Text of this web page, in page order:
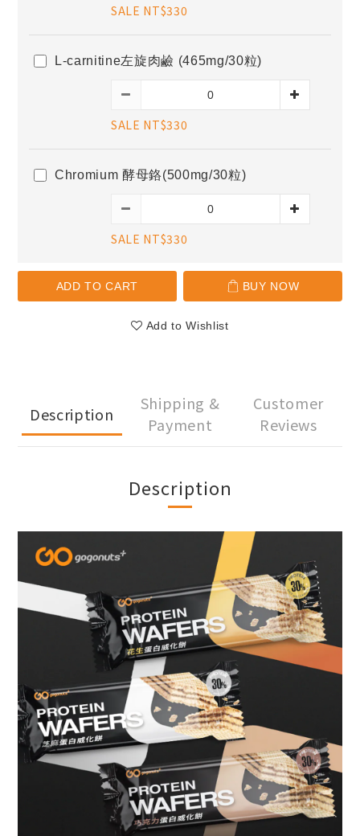
SALE NT$330
L-carnitine左旋肉鹼 (465mg/30粒)
SALE NT$330
Chromium 酵母鉻(500mg/30粒)
SALE NT$330
ADD TO CART BUY NOW
Add to Wishlist
Description
Shipping &
Payment
Customer
Reviews
Description